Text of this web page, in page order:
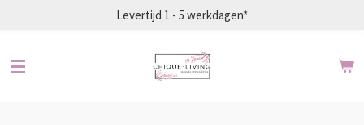
de
Levertijd 1 - 5 werkdagen*